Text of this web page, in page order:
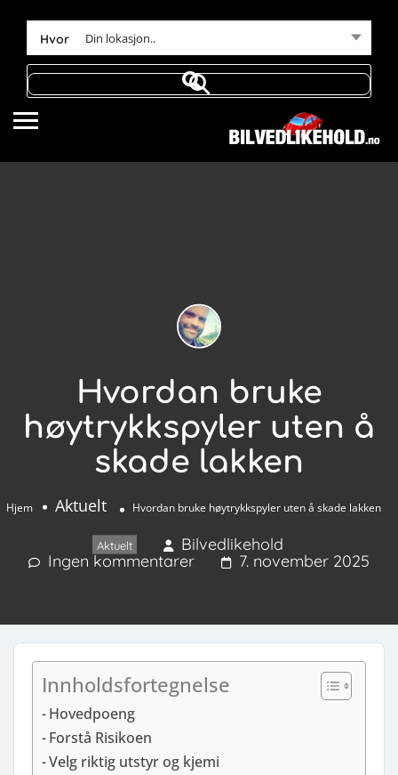
Hvor Din lokasjon..
Hvordan bruke
høytrykkspyler uten å
skade lakken
Hjem Aktuelt Hvordan bruke høytrykkspyler uten å skade lakken
Aktuelt
Bilvedlikehold
Ingen kommentarer
7. november 2025
Innholdsfortegnelse
Hovedpoeng
Forstå Risikoen
Velg riktig utstyr og kjemi